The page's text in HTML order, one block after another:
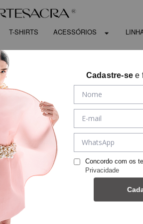
T-SHIRTS ACESSÓRIOS
Cadastre-se e
Concordo com os
Privacidade